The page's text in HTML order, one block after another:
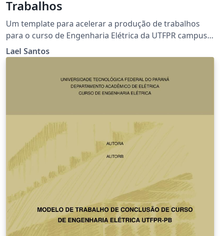
Trabalhos
Um template para acelerar a produção de trabalhos
para o curso de Engenharia Elétrica da UTFPR campus
Pato Branco
Lael Santos